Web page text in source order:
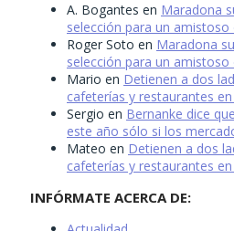
A. Bogantes en Maradona
selección para un amistoso
Roger Soto en Maradona
selección para un amistoso
Mario en Detienen a dos
cafeterías y restaurantes
Sergio en Bernanke dice
este año sólo si los
Mateo en Detienen a dos
cafeterías y restaurantes
INFÓRMATE ACERCA DE: